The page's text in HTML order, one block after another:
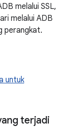
melalui SSL,
melalui ADB
perangkat.
untuk
terjadi